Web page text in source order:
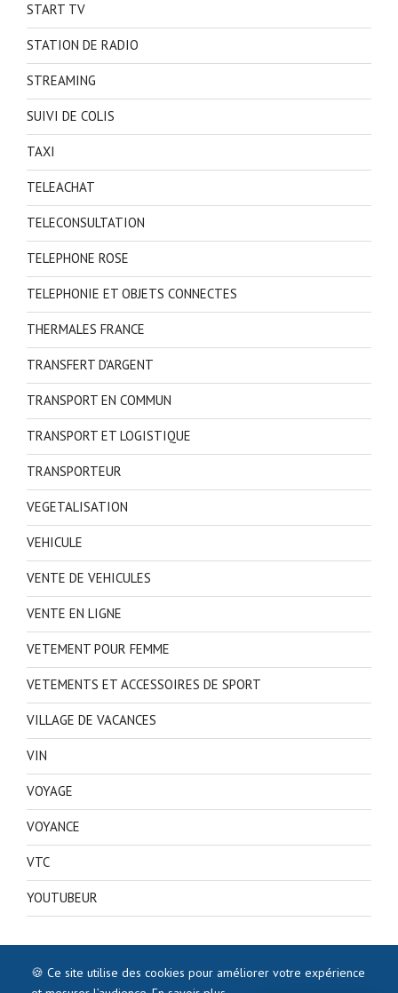
START TV
STATION DE RADIO
STREAMING
SUIVI DE COLIS
TAXI
TELEACHAT
TELECONSULTATION
TELEPHONE ROSE
TELEPHONIE ET OBJETS CONNECTES
THERMALES FRANCE
TRANSFERT D'ARGENT
TRANSPORT EN COMMUN
TRANSPORT ET LOGISTIQUE
TRANSPORTEUR
VEGETALISATION
VEHICULE
VENTE DE VEHICULES
VENTE EN LIGNE
VETEMENT POUR FEMME
VETEMENTS ET ACCESSOIRES DE SPORT
VILLAGE DE VACANCES
VIN
VOYAGE
VOYANCE
VTC
YOUTUBEUR
🍪 Ce site utilise des cookies pour améliorer votre expérience